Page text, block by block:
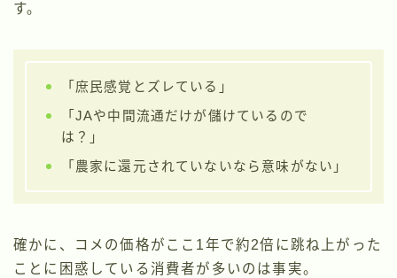
す。
「庶民感覚とズレている」
「JAや中間流通だけが儲けているので
は？」
「農家に還元されていないなら意味がない」
確かに、コメの価格がここ1年で約2倍に跳ね上がった
ことに困惑している消費者が多いのは事実。